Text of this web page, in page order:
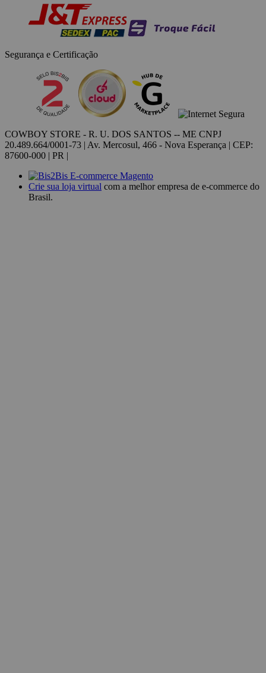
Segurança e Certificação
COWBOY STORE - R. U. DOS SANTOS -- ME CNPJ
20.489.664/0001-73 | Av. Mercosul, 466 - Nova Esperança | CEP:
87600-000 | PR |
Crie sua loja virtual com a melhor empresa de e-commerce do
Brasil.